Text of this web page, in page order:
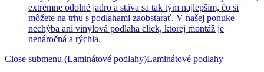
extrémne odolné jadro a stáva sa tak tým najlepším, čo si
môžete na trhu s podlahami zaobstarať. V našej ponuke
nechýba ani vinylová podlaha click, ktorej montáž je
nenáročná a rýchla.
Close submenu (Laminátové podlahy)Laminátové podlahy